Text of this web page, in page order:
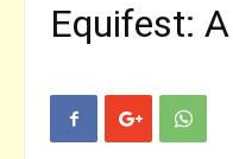
Equifest: